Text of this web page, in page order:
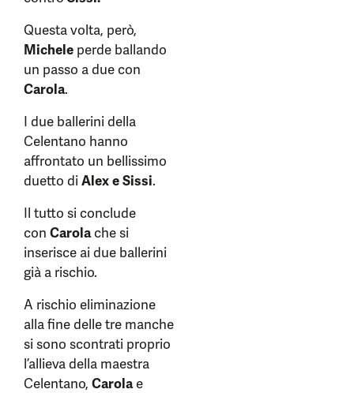
Questa volta, però,
Michele perde ballando
un passo a due con
Carola.
I due ballerini della
Celentano hanno
affrontato un bellissimo
duetto diAlex e Sissi.
Il tutto si conclude
con Carolache si
inserisce ai due ballerini
già a rischio.
A rischio eliminazione
alla fine delle tre manche
si sono scontrati proprio
l’allieva della maestra
Celentano, Carolae